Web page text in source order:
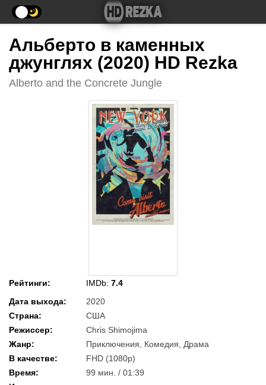
Альберто в каменных
джунглях (2020) HD Rezka
Alberto and the Concrete Jungle
Рейтинги: IMDb: 7.4
Дата выхода:
2020
Страна:
США
Режиссер:
Chris Shimojima
Жанр:
Приключения, Комедия, Драма
В качестве:
FHD (1080p)
Время:
99 мин. / 01:39